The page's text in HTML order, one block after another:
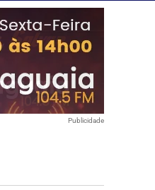
Publicidade